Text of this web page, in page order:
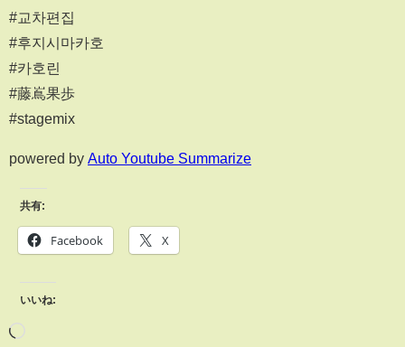
#교차편집
#후지시마카호
#카호린
#藤嶌果歩
#stagemix
powered by Auto Youtube Summarize
共有:
Facebook X
いいね: